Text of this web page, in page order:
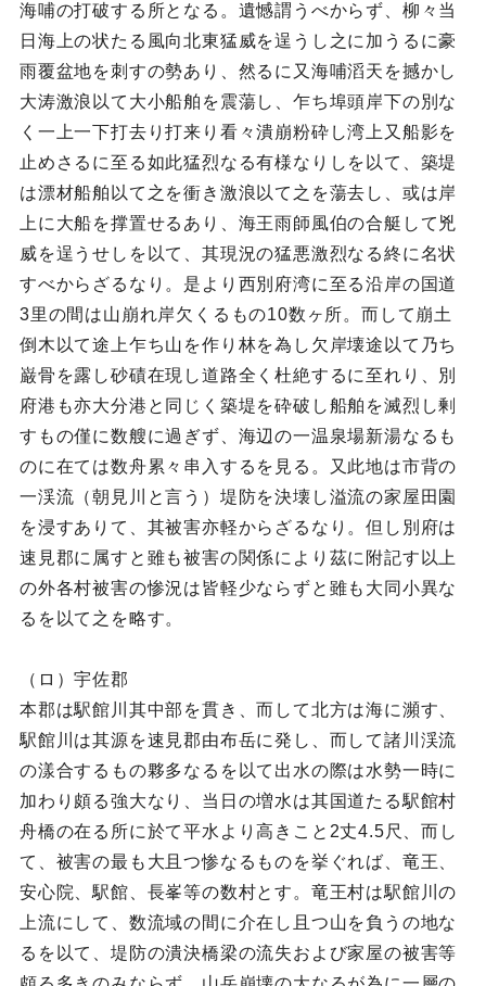
海哺の打破する所となる。遺憾謂うべからず、柳々当
日海上の状たる風向北東猛威を逞うし之に加うるに豪
雨覆盆地を刺すの勢あり、然るに又海哺滔天を撼かし
大涛激浪以て大小船舶を震蕩し、乍ち埠頭岸下の別な
く一上一下打去り打来り看々潰崩粉砕し湾上又船影を
止めさるに至る如此猛烈なる有様なりしを以て、築堤
は漂材船舶以て之を衝き激浪以て之を蕩去し、或は岸
上に大船を撑置せるあり、海王雨師風伯の合艇して兇
威を逞うせしを以て、其現況の猛悪激烈なる終に名状
すべからざるなり。是より西別府湾に至る沿岸の国道
3里の間は山崩れ岸欠くるもの10数ヶ所。而して崩土
倒木以て途上乍ち山を作り林を為し欠岸壊途以て乃ち
巌骨を露し砂磧在現し道路全く杜絶するに至れり、別
府港も亦大分港と同じく築堤を砕破し船舶を滅烈し剰
すもの僅に数艘に過ぎず、海辺の一温泉場新湯なるも
のに在ては数舟累々串入するを見る。又此地は市背の
一渓流（朝見川と言う）堤防を決壊し溢流の家屋田園
を浸すありて、其被害亦軽からざるなり。但し別府は
速見郡に属すと雖も被害の関係により茲に附記す以上
の外各村被害の惨況は皆軽少ならずと雖も大同小異な
るを以て之を略す。
（ロ）宇佐郡
本郡は駅館川其中部を貫き、而して北方は海に瀕す、
駅館川は其源を速見郡由布岳に発し、而して諸川渓流
の漾合するもの夥多なるを以て出水の際は水勢一時に
加わり頗る強大なり、当日の増水は其国道たる駅館村
舟橋の在る所に於て平水より高きこと2丈4.5尺、而し
て、被害の最も大且つ惨なるものを挙ぐれば、竜王、
安心院、駅館、長峯等の数村とす。竜王村は駅館川の
上流にして、数流域の間に介在し且つ山を負うの地な
るを以て、堤防の潰決橋梁の流失および家屋の被害等